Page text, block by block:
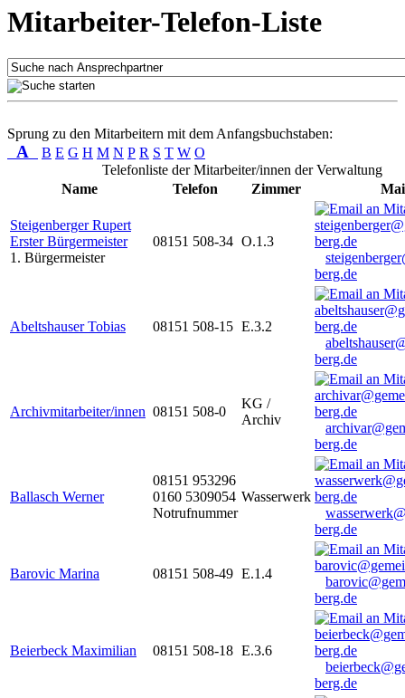
Mitarbeiter-Telefon-Liste
Sprung zu den Mitarbeitern mit dem Anfangsbuchstaben:
A B E G H M N P R S T W O
Telefonliste der Mitarbeiter/innen der Verwaltung
Name
Telefon Zimmer
Steigenberger Rupert
Erster Bürgermeister
1. Bürgermeister
08151 508-34 O.1.3
berg.de
Abeltshauser Tobias 08151 508-15 E.3.2
berg.de
Archivmitarbeiter/innen 08151 508-0
KG /
Archiv
berg.de
Ballasch Werner
08151 953296
0160 5309054
Notrufnummer
Wasserwerk
berg.de
Barovic Marina 08151 508-49 E.1.4
berg.de
Beierbeck Maximilian 08151 508-18 E.3.6
berg.de